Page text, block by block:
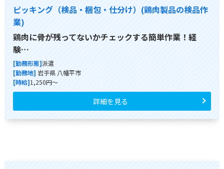
ピッキング（検品・梱包・仕分け）(鶏肉製品の検品作
業)
鶏肉に骨が残ってないかチェックする簡単作業！経
験…
[勤務形態]派遣
[勤務地] 岩手県 八幡平市
[時給]1,250円～
詳細を見る